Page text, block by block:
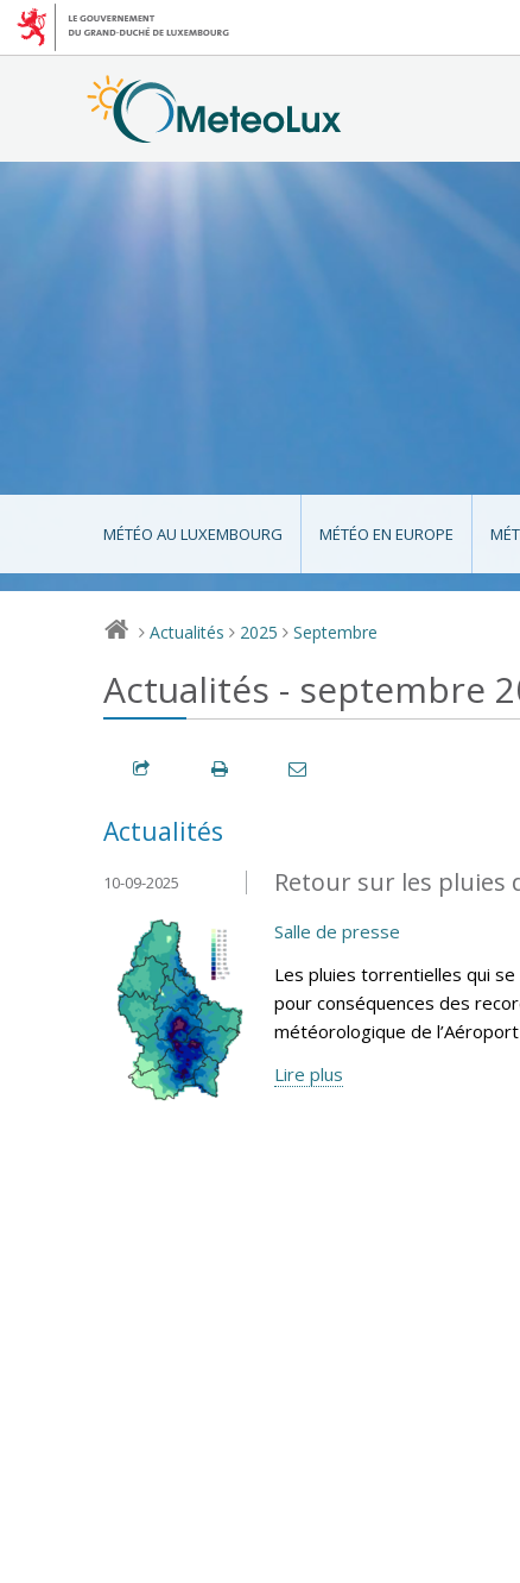
MÉTÉO AU LUXEMBOURG MÉTÉO EN EUROPE
> Actualités > 2025 > Septembre
Actualités - septembre
Actualités
Retour sur les pluies
10-09-2025
Salle de presse
Les pluies torrentielles qui
pour conséquences des
météorologique de
Lire plus